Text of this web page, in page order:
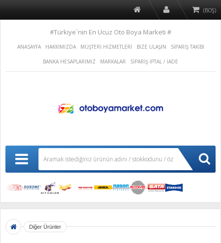
(BOŞ)
#Türkiye´nin En Ucuz Oto Boya Marketi #
ANASAYFA HAKKIMIZDA MÜŞTERİ HİZMETLERİ BİZE ULAŞIN SİPARİŞ TAKİBİ
BANKA HESAPLARIMIZ MARKALAR SİPARİŞ İPTAL / İADE
Diğer Ürünler